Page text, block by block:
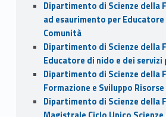
Dipartimento di Scienze della
ad esaurimento per
Comunità
Dipartimento di Scienze della
Educatore di nido e dei servizi
Dipartimento di Scienze della
Formazione e Sviluppo Risorse
Dipartimento di Scienze della